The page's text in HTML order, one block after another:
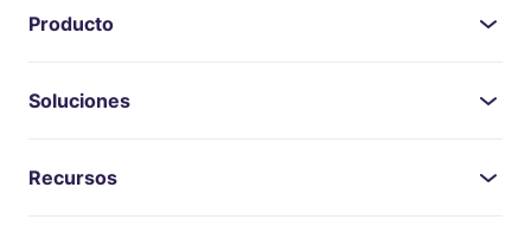
Producto
Soluciones
Recursos